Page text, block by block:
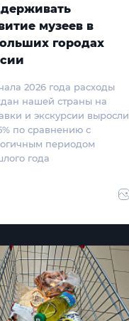
музеев в
городах
2026 года расходы
нашей страны на
и экскурсии выросли
по сравнению с
периодом
года